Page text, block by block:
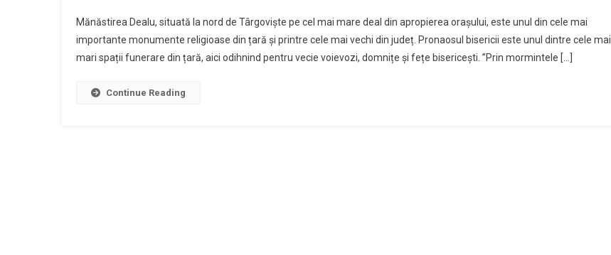
Mănăstirea Dealu, situată la nord de Târgoviște pe cel mai mare deal din apropierea orașului, este unul din cele mai
importante monumente religioase din țară și printre cele mai vechi din județ. Pronaosul bisericii este unul dintre cele mai
mari spații funerare din țară, aici odihnind pentru vecie voievozi, domnițe și fețe bisericești. ”Prin mormintele […]
Continue Reading